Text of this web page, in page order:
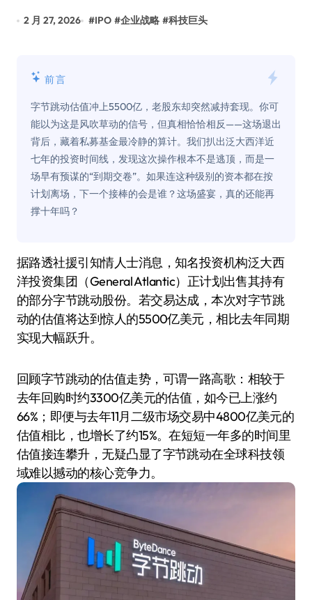
2 月 27, 2026 #IPO #企业战略 #科技巨头
前言
字节跳动估值冲上5500亿，老股东却突然减持套现。你可
能以为这是风吹草动的信号，但真相恰恰相反——这场退出
背后，藏着私募基金最冷静的算计。我们扒出泛大西洋近
七年的投资时间线，发现这次操作根本不是逃顶，而是一
场早有预谋的“到期交卷”。如果连这种级别的资本都在按
计划离场，下一个接棒的会是谁？这场盛宴，真的还能再
撑十年吗？
据路透社援引知情人士消息，知名投资机构泛大西
洋投资集团（General Atlantic）正计划出售其持有
的部分字节跳动股份。若交易达成，本次对字节跳
动的估值将达到惊人的5500亿美元，相比去年同期
实现大幅跃升。
回顾字节跳动的估值走势，可谓一路高歌：相较于
去年回购时约3300亿美元的估值，如今已上涨约
66%；即便与去年11月二级市场交易中4800亿美元的
估值相比，也增长了约15%。在短短一年多的时间里
估值接连攀升，无疑凸显了字节跳动在全球科技领
域难以撼动的核心竞争力。